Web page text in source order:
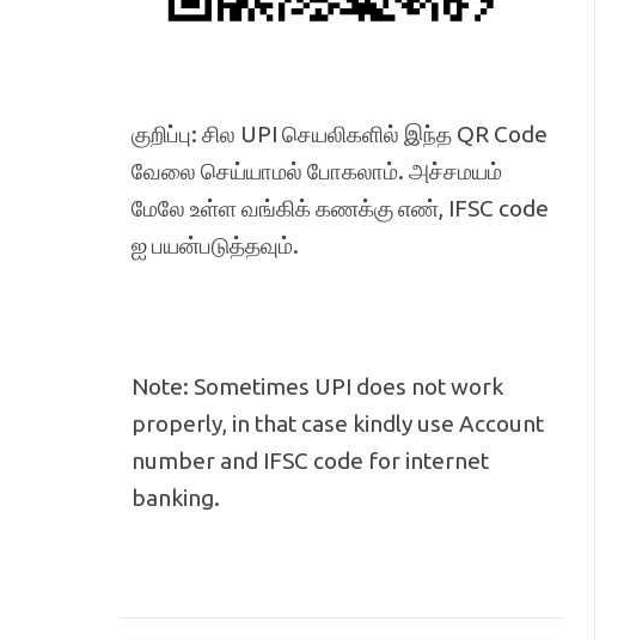
குறிப்பு: சில UPI செயலிகளில் இந்த QR Code
வேலை செய்யாமல் போகலாம். அச்சமயம்
மேலே உள்ள வங்கிக் கணக்கு எண், IFSC code
ஐ பயன்படுத்தவும்.
Note: Sometimes UPI does not work
properly, in that case kindly use Account
number and IFSC code for internet
banking.